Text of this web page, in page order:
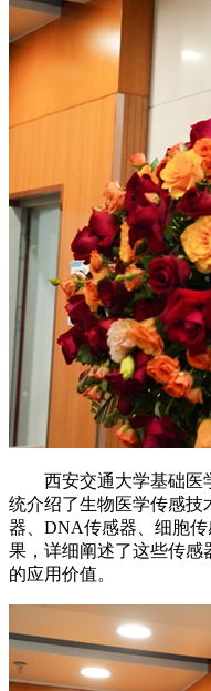
西安交通大学基础医
统介绍了生物医学传感技
器、DNA传感器、细胞
果，详细阐述了这些传感
的应用价值。